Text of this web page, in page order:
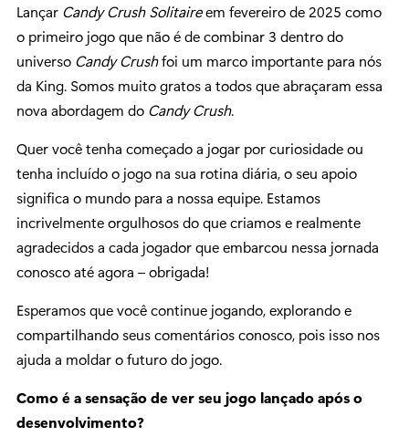
Lançar Candy Crush Solitaireem fevereiro de 2025 como
o primeiro jogo que não é de combinar 3 dentro do
universo Candy Crushfoi um marco importante para nós
da King. Somos muito gratos a todos que abraçaram essa
nova abordagem do Candy Crush.
Quer você tenha começado a jogar por curiosidade ou
tenha incluído o jogo na sua rotina diária, o seu apoio
significa o mundo para a nossa equipe. Estamos
incrivelmente orgulhosos do que criamos e realmente
agradecidos a cada jogador que embarcou nessa jornada
conosco até agora – obrigada!
Esperamos que você continue jogando, explorando e
compartilhando seus comentários conosco, pois isso nos
ajuda a moldar o futuro do jogo.
Como é a sensação de ver seu jogo lançado após o
desenvolvimento?